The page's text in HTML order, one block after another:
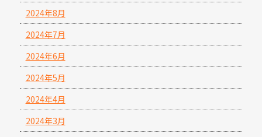
2024年8月
2024年7月
2024年6月
2024年5月
2024年4月
2024年3月